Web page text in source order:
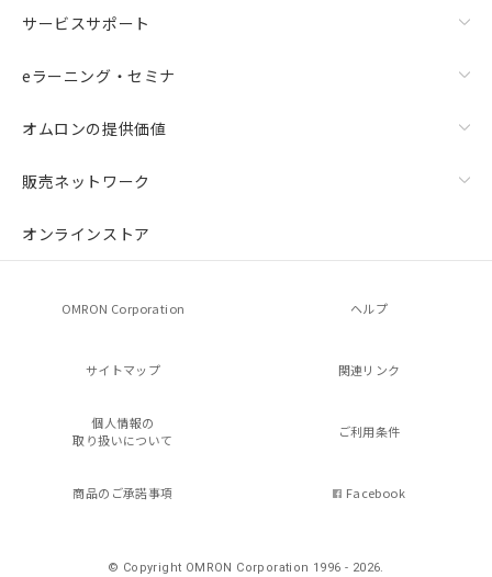
サービスサポート
eラーニング・セミナ
オムロンの提供価値
販売ネットワーク
オンラインストア
OMRON Corporation ヘルプ
サイトマップ 関連リンク
個人情報の
取り扱いについて
ご利用条件
商品のご承諾事項 Facebook
© Copyright OMRON Corporation 1996 - 2026.